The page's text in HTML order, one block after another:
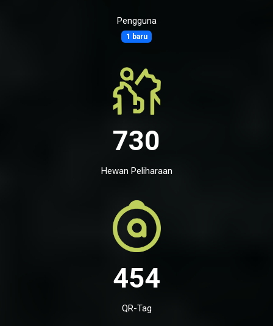
Pengguna
1 baru
730
Hewan Peliharaan
454
QR-Tag